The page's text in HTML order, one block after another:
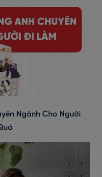
Ngành Cho Người